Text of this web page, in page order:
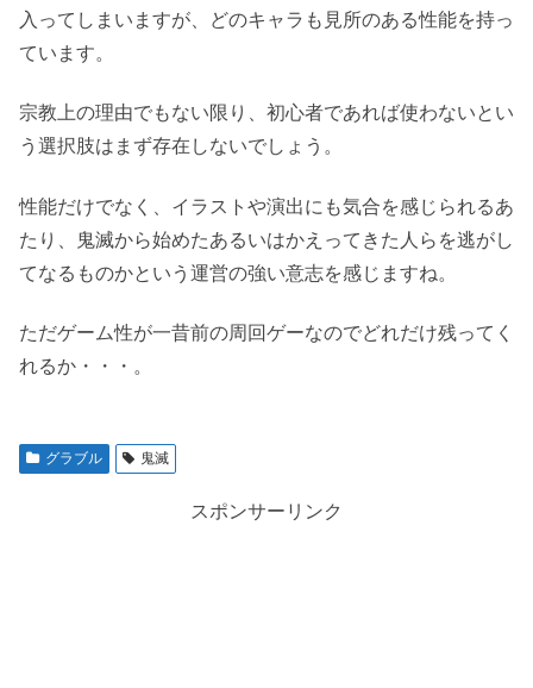
入ってしまいますが、どのキャラも見所のある性能を持っ
ています。
宗教上の理由でもない限り、初心者であれば使わないとい
う選択肢はまず存在しないでしょう。
性能だけでなく、イラストや演出にも気合を感じられるあ
たり、鬼滅から始めたあるいはかえってきた人らを逃がし
てなるものかという運営の強い意志を感じますね。
ただゲーム性が一昔前の周回ゲーなのでどれだけ残ってく
れるか・・・。
グラブル 鬼滅
スポンサーリンク